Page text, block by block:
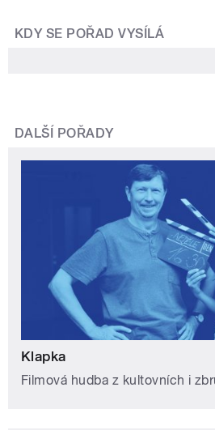
KDY SE POŘAD VYSÍLÁ
DALŠÍ POŘADY
Klapka
Filmová hudba z kultovních i